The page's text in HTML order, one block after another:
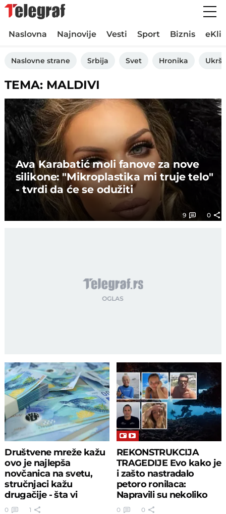
Naslovna Najnovije Vesti Sport Biznis
Naslovne strane Srbija Svet Hronika
TEMA: MALDIVI
Ava Karabatić moli fanove za nove
silikone: "Mikroplastika mi truje telo"
- tvrdi da će se odužiti
9 0
Društvene mreže kažu
ovo je najlepša
novčanica na svetu,
stručnjaci kažu
drugačije - šta vi
mislite?
0 1
REKONSTRUKCIJA
TRAGEDIJE Evo kako je
i zašto nastradalo
petoro ronilaca:
Napravili su nekoliko
kobnih grešaka!
0 0